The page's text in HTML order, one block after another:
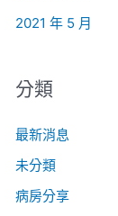
2021 年 5 月
分類
最新消息
未分類
病房分享